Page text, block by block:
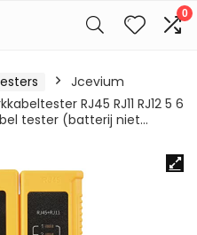
0
Jcevium
RJ45 RJ11 RJ12 5 6
tester (batterij niet…